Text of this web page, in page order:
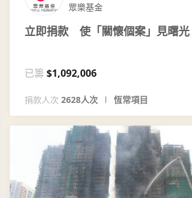
眾樂基金
立即捐款 使「關懷個案」見曙光
已籌 $1,092,006
捐款人次 2628人次 恆常項目